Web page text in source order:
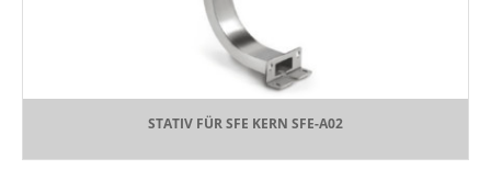
STATIV FÜR SFE KERN SFE-A02